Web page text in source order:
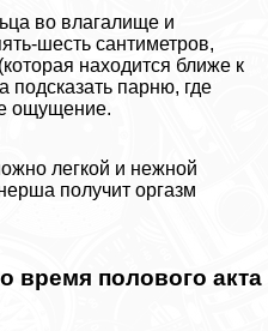
во влагалище и
шесть сантиметров,
находится ближе к
парню, где
ощущение.
легкой и нежной
получит opгaзм
время пoлoвoго акта